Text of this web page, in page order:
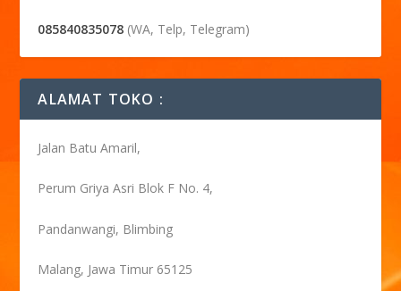
085840835078 (WA, Telp, Telegram)
ALAMAT TOKO :
Jalan Batu Amaril,
Perum Griya Asri Blok F No. 4,
Pandanwangi, Blimbing
Malang, Jawa Timur 65125